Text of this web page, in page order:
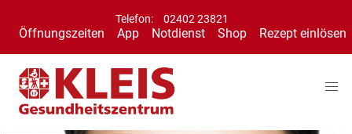
Telefon: 02402 23821
Öffnungszeiten App Notdienst Shop Rezept einlösen